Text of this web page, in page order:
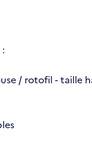
/ rotofil - taille